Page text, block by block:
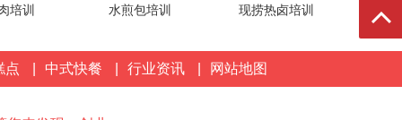
培训 水煎包培训 现捞热卤培训
点 中式快餐 行业资讯 网站地图